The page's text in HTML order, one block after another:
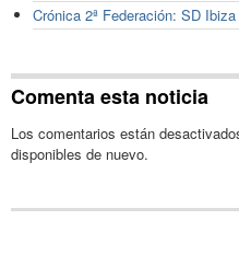
Crónica 2ª Federación: SD
Comenta esta noticia
Los comentarios están
disponibles de nuevo.